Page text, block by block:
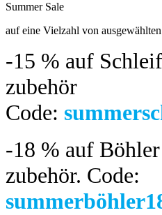
Summer Sale
auf eine Vielzahl von
-15 % auf
zubehör
Code:
-18 % auf
zubehör. Code: